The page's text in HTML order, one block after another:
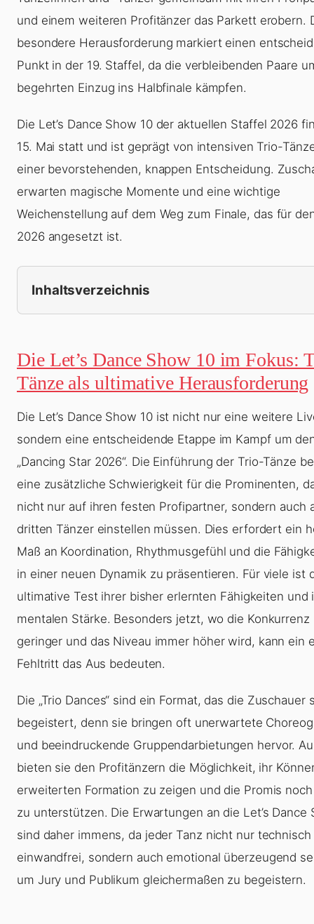
und einem weiteren Profitänzer das Parkett erobern.
besondere Herausforderung markiert einen
Punkt in der 19. Staffel, da die verbleibenden Paare
begehrten Einzug ins Halbfinale kämpfen.
Die Let’s Dance Show 10 der aktuellen Staffel 2026
15. Mai statt und ist geprägt von intensiven Trio-
einer bevorstehenden, knappen Entscheidung.
erwarten magische Momente und eine wichtige
Weichenstellung auf dem Weg zum Finale, das für
2026 angesetzt ist.
Inhaltsverzeichnis
Die Let’s Dance Show 10 im Fokus:
Tänze als ultimative Herausforderung
Die Let’s Dance Show 10ist nicht nur eine weitere
sondern eine entscheidende Etappe im Kampf um
„Dancing Star 2026“. Die Einführung der Trio-Tänze
eine zusätzliche Schwierigkeit für die Prominenten,
nicht nur auf ihren festen Profipartner, sondern auch
dritten Tänzer einstellen müssen. Dies erfordert ein
Maß an Koordination, Rhythmusgefühl und die
in einer neuen Dynamik zu präsentieren. Für viele ist
ultimative Test ihrer bisher erlernten Fähigkeiten und
mentalen Stärke. Besonders jetzt, wo die Konkurrenz
geringer und das Niveau immer höher wird, kann ein
Fehltritt das Aus bedeuten.
Die „Trio Dances“ sind ein Format, das die Zuschauer
begeistert, denn sie bringen oft unerwartete
und beeindruckende Gruppendarbietungen hervor.
bieten sie den Profitänzern die Möglichkeit, ihr
erweiterten Formation zu zeigen und die Promis
zu unterstützen. Die Erwartungen an die Let’s Dance
sind daher immens, da jeder Tanz nicht nur technisch
einwandfrei, sondern auch emotional überzeugend
um Jury und Publikum gleichermaßen zu begeistern.